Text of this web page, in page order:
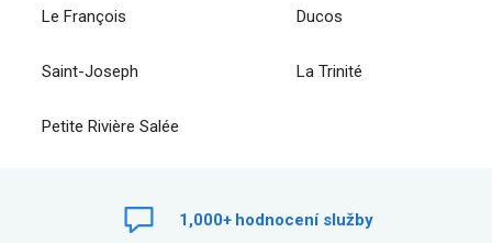
Le François Ducos
Saint-Joseph La Trinité
Petite Rivière Salée
1,000+ hodnocení služby